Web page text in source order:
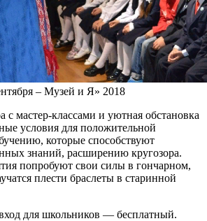
– Музей и Я» 2018
с мастер-классами и уютная обстановка
условия для положительной
которые способствуют
знаний, расширению кругозора.
попробуют свои силы в гончарном,
плести браслеты в старинной
для школьников — бесплатный.